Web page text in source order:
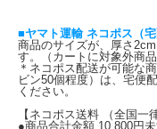
■ヤマト運輸 ネコポス（
商品のサイズが、厚さ
す。（カートに対象外商
＊ネコポス配送が可能な
ビン50個程度）は、宅便
ください。
【ネコポス送料 （全国一
●商品合計金額 10,800円